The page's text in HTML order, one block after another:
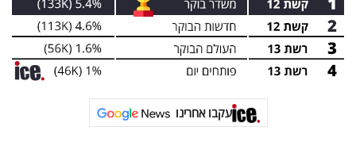
עקבו אחרינו